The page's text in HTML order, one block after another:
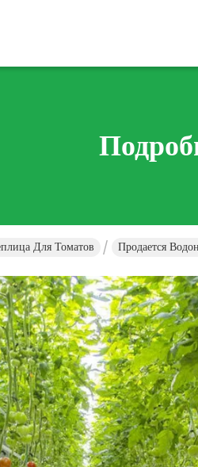
Для Томатов Продается